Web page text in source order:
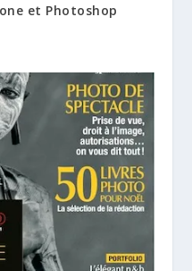
et Photoshop